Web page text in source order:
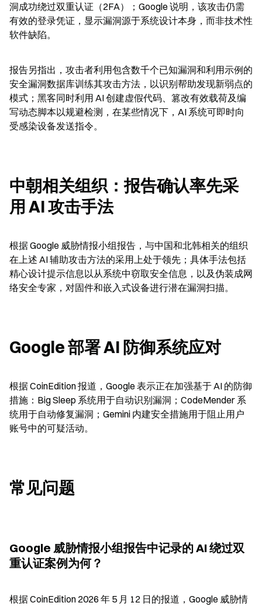
洞成功绕过双重认证（2FA）；Google 说明，该攻击仍需
有效的登录凭证，显示漏洞源于系统设计本身，而非技术性
软件缺陷。
报告另指出，攻击者利用包含数千个已知漏洞和利用示例的
安全漏洞数据库训练其攻击方法，以识别帮助发现新弱点的
模式；黑客同时利用 AI 创建虚假代码、篡改有效载荷及编
写动态脚本以规避检测，在某些情况下，AI 系统可即时向
受感染设备发送指令。
中朝相关组织：报告确认率先采
用 AI 攻击手法
根据 Google 威胁情报小组报告，与中国和北韩相关的组织
在上述 AI 辅助攻击方法的采用上处于领先；具体手法包括
精心设计提示信息以从系统中窃取安全信息，以及伪装成网
络安全专家，对固件和嵌入式设备进行潜在漏洞扫描。
Google 部署 AI 防御系统应对
根据 CoinEdition 报道，Google 表示正在加强基于 AI 的防御
措施：Big Sleep 系统用于自动识别漏洞；CodeMender 系
统用于自动修复漏洞；Gemini 内建安全措施用于阻止用户
账号中的可疑活动。
常见问题
Google 威胁情报小组报告中记录的 AI 绕过双
重认证案例为何？
根据 CoinEdition 2026 年 5 月 12 日的报道，Google 威胁情